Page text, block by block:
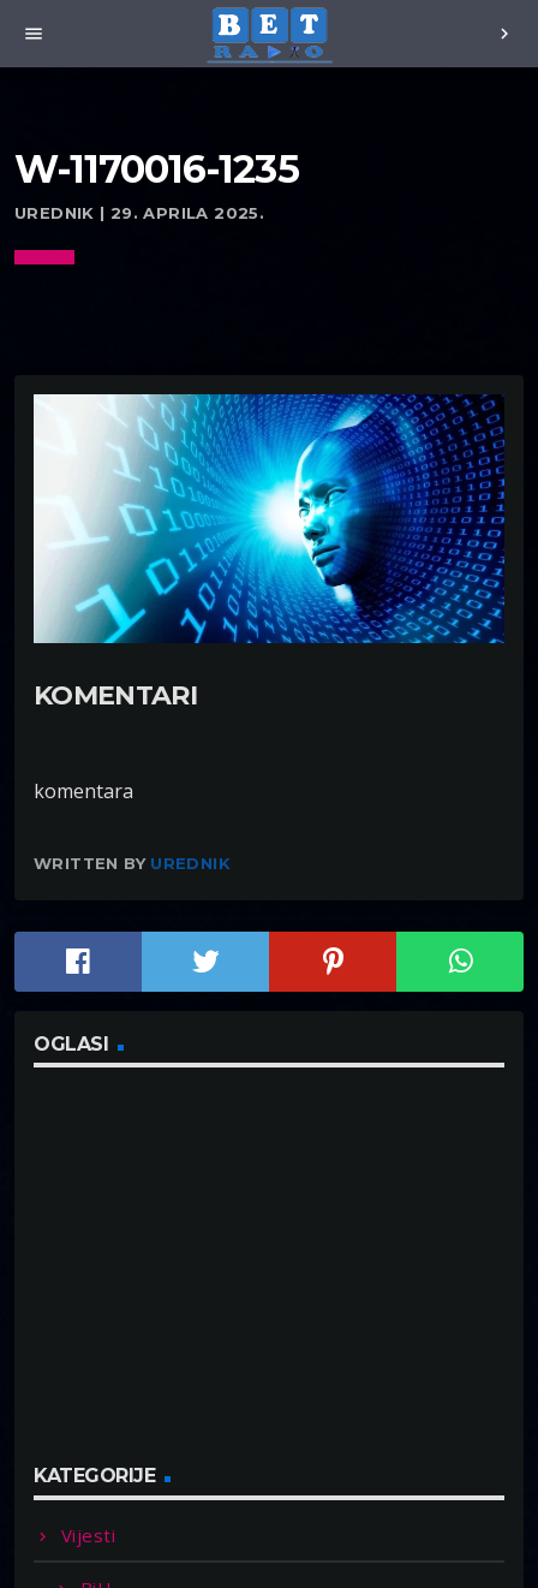
menu chevron_right
W-1170016-1235
UREDNIK | 29. APRILA 2025.
KOMENTARI
komentara
WRITTEN BY UREDNIK
OGLASI
KATEGORIJE
Vijesti